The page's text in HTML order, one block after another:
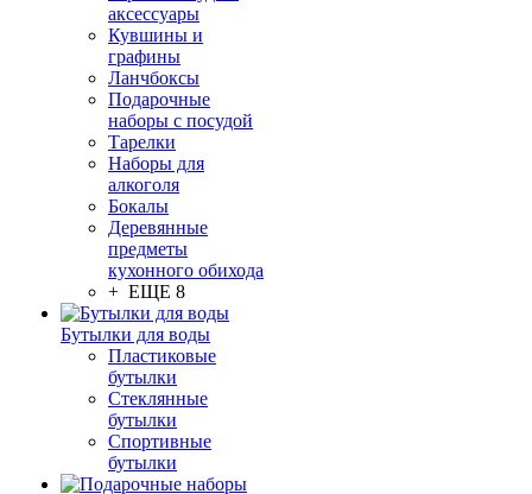
аксессуары
Кувшины и
графины
Ланчбоксы
Подарочные
наборы с посудой
Тарелки
Наборы для
алкоголя
Бокалы
Деревянные
предметы
кухонного обихода
+ ЕЩЕ 8
Бутылки для воды
Пластиковые
бутылки
Стеклянные
бутылки
Спортивные
бутылки